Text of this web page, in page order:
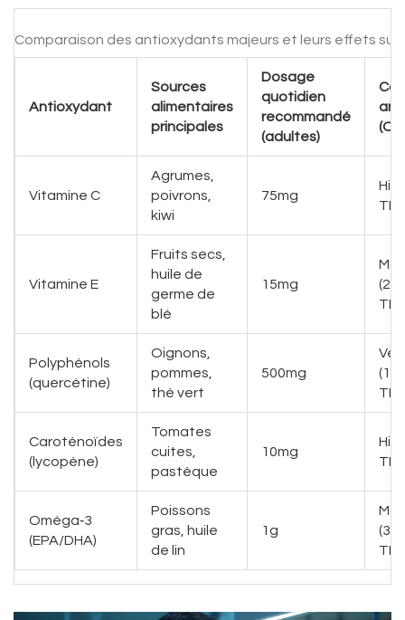
Comparaison des antioxydants majeurs et leurs effets sur
Antioxydant
Sources
alimentaires
principales
Dosage
quotidien
recommandé
(adultes)
Vitamine C
Agrumes,
poivrons,
kiwi
75mg
TE/
Vitamine E
Fruits secs,
huile de
germe de
blé
15mg
TE/
Polyphénols
(quercétine)
Oignons,
pommes,
thé vert
500mg
TE/
Caroténoïdes
(lycopène)
Tomates
cuites,
pastèque
10mg
TE/
Oméga‑3
(EPA/DHA)
Poissons
gras, huile
de lin
1g
TE/